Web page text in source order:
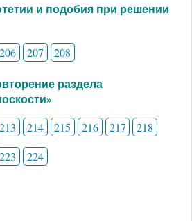
и подобия при решении
206 207 208
раздела
213 214 215 216 217
218
223 224